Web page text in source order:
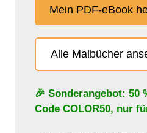
Mein PDF-eBook
Alle Malbücher
🎉 Sonderangebot: 50
Code COLOR50, nur